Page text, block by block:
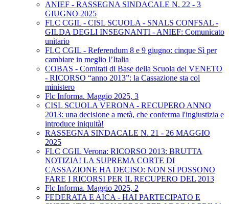
ANIEF - RASSEGNA SINDACALE N. 22 - 3
GIUGNO 2025
FLC CGIL - CISL SCUOLA - SNALS CONFSAL -
GILDA DEGLI INSEGNANTI - ANIEF: Comunicato
unitario
FLC CGIL - Referendum 8 e 9 giugno: cinque Sì per
cambiare in meglio l’Italia
COBAS - Comitati di Base della Scuola del VENETO
- RICORSO “anno 2013”: la Cassazione sta col
ministero
Flc Informa. Maggio 2025, 3
CISL SCUOLA VERONA - RECUPERO ANNO
2013: una decisione a metà, che conferma l'ingiustizia e
introduce iniquità!
RASSEGNA SINDACALE N. 21 - 26 MAGGIO
2025
FLC CGIL Verona: RICORSO 2013: BRUTTA
NOTIZIA! LA SUPREMA CORTE DI
CASSAZIONE HA DECISO: NON SI POSSONO
FARE I RICORSI PER IL RECUPERO DEL 2013
Flc Informa. Maggio 2025, 2
FEDERATA E AICA - HAI PARTECIPATO E